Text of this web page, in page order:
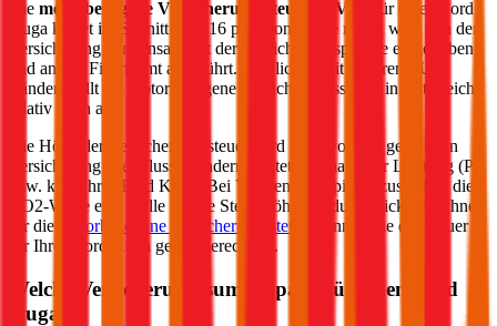
Die motorbezogene Versicherungssteuer (mVSt) für einen
Ford
Kuga kostet im Schnitt € 56,16 pro Monat. Die mVSt wird von der
Versicherung gemeinsam mit der Versicherungsprämie eingehoben
und an das Finanzamt abgeführt. Verglichen mit anderen EU-
Ländern fällt die motorbezogene Versicherungssteuer in Österreich
relativ hoch aus.
Die Höhe der Versicherungssteuer wird nicht von der gewählten
Versicherung beeinflusst, sondern richtet sich nach der Leistung (PS
bzw. kW) Ihres
Ford Kuga
. Bei Verbrennern spielen zusätzlich die
CO2-Werte eine Rolle für die Steuerhöhe. Im durchblicker Rechner
für die
motorbezogene Versicherungssteuer
können Sie die Steuer
für Ihren
Ford Kuga genau berechnen.
Welche Versicherungssumme passt für einen
Ford
Kuga